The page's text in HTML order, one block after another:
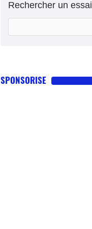
Rechercher un essai
SPONSORISE